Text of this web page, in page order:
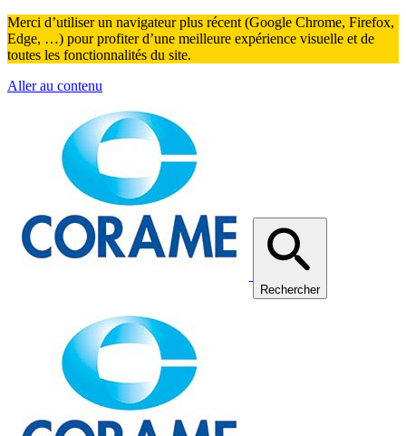
Merci d’utiliser un navigateur plus récent (Google Chrome, Firefox,
Edge, …) pour profiter d’une meilleure expérience visuelle et de
toutes les fonctionnalités du site.
Aller au contenu
Rechercher